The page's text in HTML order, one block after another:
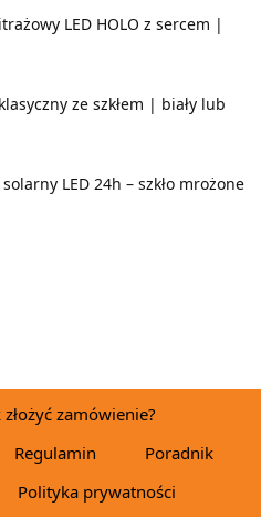
LED HOLO z sercem |
ze szkłem | biały lub
LED 24h – szkło mrożone
złożyć zamówienie?
Regulamin
Poradnik
Polityka prywatności